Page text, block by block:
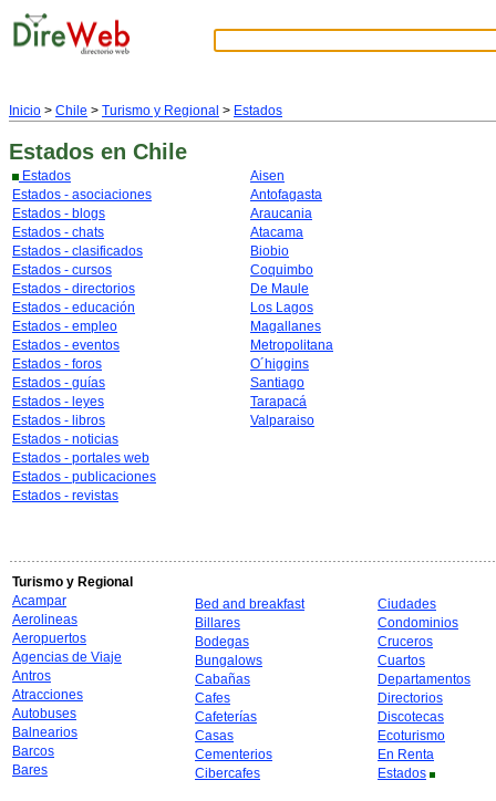
Inicio > Chile > Turismo y Regional > Estados
Estados en Chile
Estados
Estados - asociaciones
Estados - blogs
Estados - chats
Estados - clasificados
Estados - cursos
Estados - directorios
Estados - educación
Estados - empleo
Estados - eventos
Estados - foros
Estados - guías
Estados - leyes
Estados - libros
Estados - noticias
Estados - portales web
Estados - publicaciones
Estados - revistas
Aisen
Antofagasta
Araucania
Atacama
Biobio
Coquimbo
De Maule
Los Lagos
Magallanes
Metropolitana
O´higgins
Santiago
Tarapacá
Valparaiso
Turismo y Regional
Acampar
Aerolineas
Aeropuertos
Agencias de Viaje
Antros
Atracciones
Autobuses
Balnearios
Barcos
Bares
Bed and breakfast
Billares
Bodegas
Bungalows
Cabañas
Cafes
Cafeterías
Casas
Cementerios
Cibercafes
Ciudades
Condominios
Cruceros
Cuartos
Departamentos
Directorios
Discotecas
Ecoturismo
En Renta
Estados